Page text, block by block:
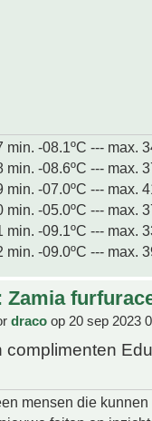
min. -08.1ºC --- max.
min. -08.6ºC --- max.
min. -07.0ºC --- max.
min. -05.0ºC --- max.
min. -09.1ºC --- max.
min. -09.0ºC --- max.
Zamia
draco op 20 sep 2023
complimenten
mensen die